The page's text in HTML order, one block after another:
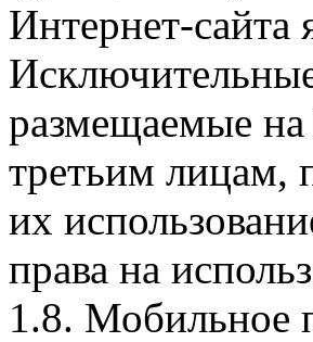
Интернет-сайта
размещаемые на
третьим лицам,
их
права на
1.8. Мобильное